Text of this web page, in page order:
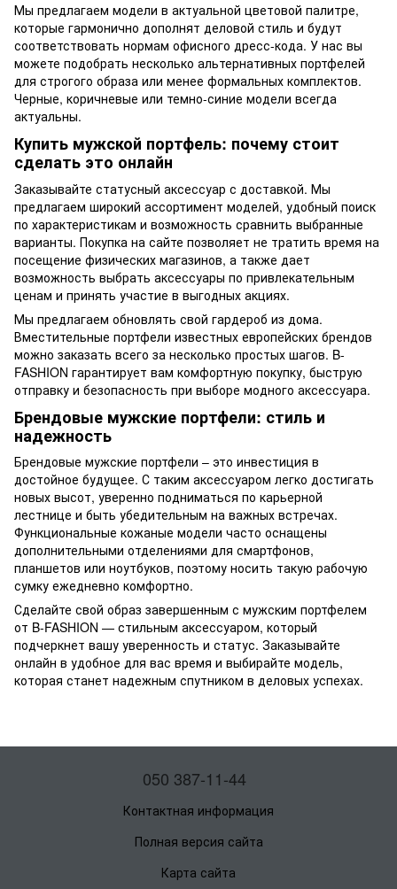
Мы предлагаем модели в актуальной цветовой палитре,
которые гармонично дополнят деловой стиль и будут
соответствовать нормам офисного дресс-кода. У нас вы
можете подобрать несколько альтернативных портфелей
для строгого образа или менее формальных комплектов.
Черные, коричневые или темно-синие модели всегда
актуальны.
Купить мужской портфель: почему стоит
сделать это онлайн
Заказывайте статусный аксессуар с доставкой. Мы
предлагаем широкий ассортимент моделей, удобный поиск
по характеристикам и возможность сравнить выбранные
варианты. Покупка на сайте позволяет не тратить время на
посещение физических магазинов, а также дает
возможность выбрать аксессуары по привлекательным
ценам и принять участие в выгодных акциях.
Мы предлагаем обновлять свой гардероб из дома.
Вместительные портфели известных европейских брендов
можно заказать всего за несколько простых шагов. B-
FASHION гарантирует вам комфортную покупку, быструю
отправку и безопасность при выборе модного аксессуара.
Брендовые мужские портфели: стиль и
надежность
Брендовые мужские портфели – это инвестиция в
достойное будущее. С таким аксессуаром легко достигать
новых высот, уверенно подниматься по карьерной
лестнице и быть убедительным на важных встречах.
Функциональные кожаные модели часто оснащены
дополнительными отделениями для смартфонов,
планшетов или ноутбуков, поэтому носить такую рабочую
сумку ежедневно комфортно.
Сделайте свой образ завершенным с мужским портфелем
от B-FASHION — стильным аксессуаром, который
подчеркнет вашу уверенность и статус. Заказывайте
онлайн в удобное для вас время и выбирайте модель,
которая станет надежным спутником в деловых успехах.
050 387-11-44
Контактная информация
Полная версия сайта
Карта сайта